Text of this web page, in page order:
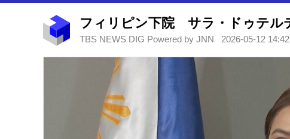
TBS NEWS DIG Powered by JNN 2026-05-12 14:42